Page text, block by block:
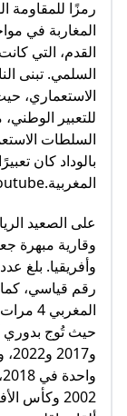
رمزًا للمقاومة
المغاربة في
القدم، التي
السلمي. تبنى
الاستعماري،
للتعبير
السلطات
بالوداد كان
المغربية.youtube
على الصعيد
وقارية مبهرة
2002 وكأس